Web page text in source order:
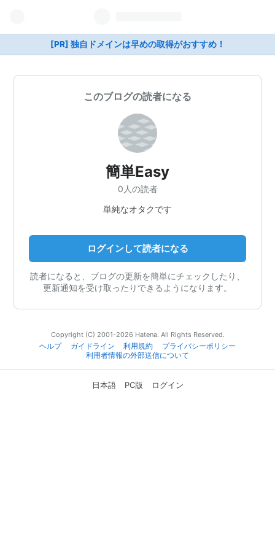
[PR] 独自ドメインは早めの取得がおすすめ！
このブログの読者になる
簡単Easy
0人の読者
単純なオタクです
ログインして読者になる
読者になると、ブログの更新を簡単にチェックしたり、
更新通知を受け取ったりできるようになります。
Copyright (C) 2001-2026 Hatena. All Rights Reserved.
ヘルプ
ガイドライン 利用規約
プライバシーポリシー
利用者情報の外部送信について
日本語 PC版 ログイン